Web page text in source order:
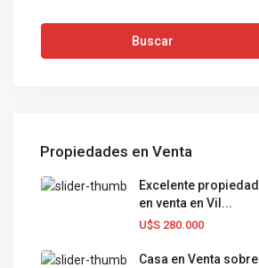
Buscar
Propiedades en Venta
Excelente propiedad
en venta en Vil...
U$S 280.000
Casa en Venta sobre